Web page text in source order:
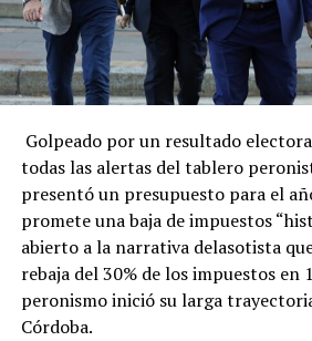
Golpeado por un resultado
todas las alertas del tablero
presentó un presupuesto para el
promete una baja de impuestos
abierto a la narrativa delasotista
rebaja del 30% de los impuestos en
peronismo inició su larga
Córdoba.